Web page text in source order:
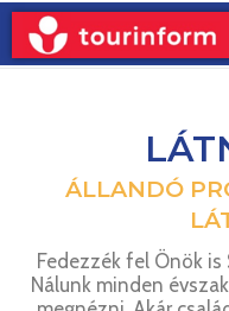
ÁLLANDÓ
Fedezzék fel Önök
Nálunk minden